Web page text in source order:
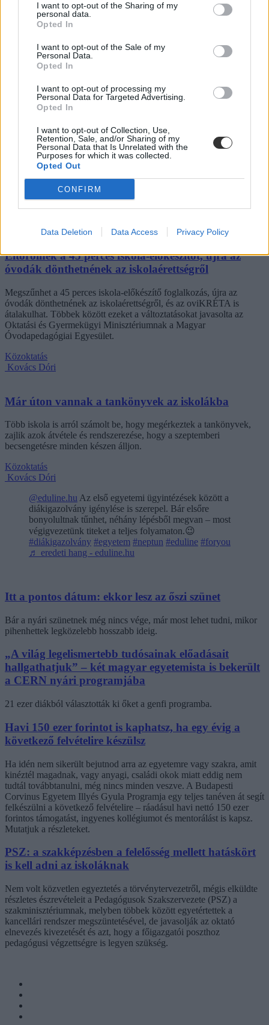
I want to opt-out of the Sharing of my
personal data.
Opted In
I want to opt-out of the Sale of my
Personal Data.
Opted In
I want to opt-out of processing my
Personal Data for Targeted Advertising.
Opted In
I want to opt-out of Collection, Use,
Retention, Sale, and/or Sharing of my
Personal Data that Is Unrelated with the
Purposes for which it was collected.
Opted Out
CONFIRM
Data Deletion Data Access Privacy Policy
ami egy újabb megkerülhetetlen kihívást is előtérbe rántott: az
érdemi társadalmi egyeztetés ígéretének beváltását, vagy más szóval
„kényszerét”. Ennek, az amúgy pozitív stressznek a kezeléséhez
igyekszem az alábbiakban szempontokat adni. Hana György
humánökológus, közoktatási vezető véleménycikke.
Közoktatás
Vendégszerző
Dolgoznának az egyetem mellett, mégsem
levelezős hallgatót érinthet a szabály
„Szinte bárhol voltam állásinterjún, mikor megtudták, hogy levelező
tagozatos hallgató vagyok, egyből húzni kezdték a szájukat” –
számolt be tapasztalatairól az Eduline-nak egy egyetemista. Példája
azonban korántsem egyedi: több levelezős hallgató számolt be
hasonló nehézségekről.
Kovács Dóri
Eltörölnék a 45 perces iskola-előkészítőt, újra az
óvodák dönthetnének az iskolaérettségről
Megszűnhet a 45 perces iskola-előkészítő foglalkozás, újra az
óvodák dönthetnének az iskolaérettségről, és az oviKRÉTA is
átalakulhat. Többek között ezeket a változtatásokat javasolta az
Oktatási és Gyermekügyi Minisztériumnak a Magyar
Óvodapedagógiai Egyesület.
Közoktatás
Kovács Dóri
Már úton vannak a tankönyvek az iskolákba
Több iskola is arról számolt be, hogy megérkeztek a tankönyvek,
zajlik azok átvétele és rendszerezése, hogy a szeptemberi
becsengetésre minden készen álljon.
Közoktatás
Kovács Dóri
@eduline.hu Az első egyetemi ügyintézések között a
diákigazolvány igénylése is szerepel. Bár elsőre
bonyolultnak tűnhet, néhány lépésből megvan – most
végigvezetünk titeket a teljes folyamaton.😉
#diákigazolvány #egyetem #neptun #eduline #foryou
♬ eredeti hang - eduline.hu
Itt a pontos dátum: ekkor lesz az őszi szünet
Bár a nyári szünetnek még nincs vége, már most lehet tudni, mikor
pihenhettek legközelebb hosszabb ideig.
„A világ legelismertebb tudósainak előadásait
hallgathatjuk” – két magyar egyetemista is bekerült
a CERN nyári programjába
21 ezer diákból választották ki őket a genfi programba.
Havi 150 ezer forintot is kaphatsz, ha egy évig a
következő felvételire készülsz
Ha idén nem sikerült bejutnod arra az egyetemre vagy szakra, amit
kinéztél magadnak, vagy anyagi, családi okok miatt eddig nem
tudtál továbbtanulni, még nincs minden veszve. A Budapesti
Corvinus Egyetem Illyés Gyula Programja egy teljes tanéven át segít
felkészülni a következő felvételire – ráadásul havi nettó 150 ezer
forintos támogatást, ingyenes kollégiumot és mentorálást is kapsz.
Mutatjuk a részleteket.
PSZ: a szakképzésben a felelősség mellett hatáskört
is kell adni az iskoláknak
Nem volt közvetlen egyeztetés a törvénytervezetről, mégis elküldte
részletes észrevételeit a Pedagógusok Szakszervezete (PSZ) a
szakminisztériumnak, melyben többek között egyetértettek a
kancellári rendszer megszüntetésével, de javasolják az oktató
elnevezés kivezetését és azt, hogy a főigazgatói poszthoz
pedagógusi végzettségre is legyen szükség.